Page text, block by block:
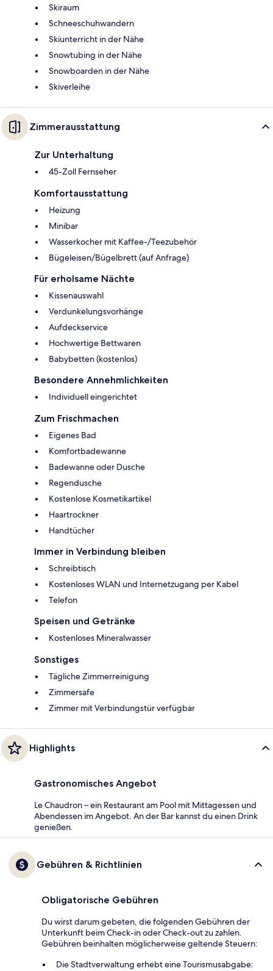
Skiraum
Schneeschuhwandern
Skiunterricht in der Nähe
Snowtubing in der Nähe
Snowboarden in der Nähe
Skiverleihe
Zimmerausstattung
Zur Unterhaltung
45-Zoll Fernseher
Komfortausstattung
Heizung
Minibar
Wasserkocher mit Kaffee-/Teezubehör
Bügeleisen/Bügelbrett (auf Anfrage)
Für erholsame Nächte
Kissenauswahl
Verdunkelungsvorhänge
Aufdeckservice
Hochwertige Bettwaren
Babybetten (kostenlos)
Besondere Annehmlichkeiten
Individuell eingerichtet
Zum Frischmachen
Eigenes Bad
Komfortbadewanne
Badewanne oder Dusche
Regendusche
Kostenlose Kosmetikartikel
Haartrockner
Handtücher
Immer in Verbindung bleiben
Schreibtisch
Kostenloses WLAN und Internetzugang per Kabel
Telefon
Speisen und Getränke
Kostenloses Mineralwasser
Sonstiges
Tägliche Zimmerreinigung
Zimmersafe
Zimmer mit Verbindungstür verfügbar
Highlights
Gastronomisches Angebot
Le Chaudron – ein Restaurant am Pool mit Mittagessen und
Abendessen im Angebot. An der Bar kannst du einen Drink
genießen.
Gebühren & Richtlinien
Obligatorische Gebühren
Du wirst darum gebeten, die folgenden Gebühren der
Unterkunft beim Check-in oder Check-out zu zahlen.
Gebühren beinhalten möglicherweise geltende Steuern:
Die Stadtverwaltung erhebt eine Tourismusabgabe: